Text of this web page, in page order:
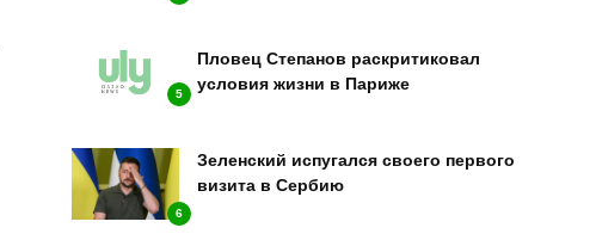
5
Пловец Степанов раскритиковал
условия жизни в Париже
6
Зеленский испугался своего первого
визита в Сербию